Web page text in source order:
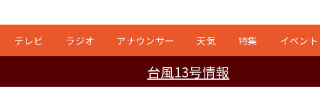
テレビ ラジオ アナウンサー 天気 特集 イベント
台風13号情報